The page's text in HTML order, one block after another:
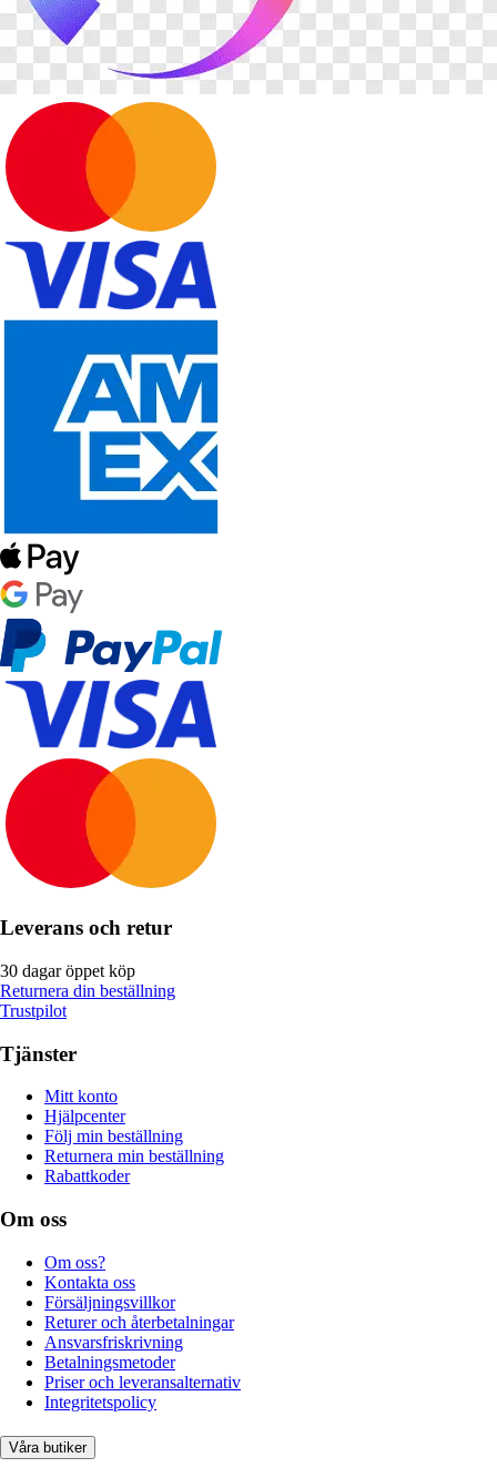
Leverans och retur
30 dagar öppet köp
Returnera din beställning
Trustpilot
Tjänster
Mitt konto
Hjälpcenter
Följ min beställning
Returnera min beställning
Rabattkoder
Om oss
Om oss?
Kontakta oss
Försäljningsvillkor
Returer och återbetalningar
Ansvarsfriskrivning
Betalningsmetoder
Priser och leveransalternativ
Integritetspolicy
Våra butiker